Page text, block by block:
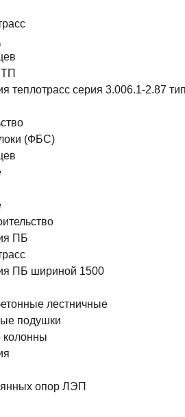
теплотрасс серия 3.006.1-2.87
(ФБС)
ПБ
ПБ шириной 1500
лестничные
подушки
колонны
опор ЛЭП